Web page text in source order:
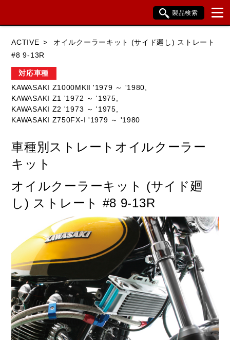
製品検索
HONDA YAMAHA SUZUKI
KAWASAKI BMW
閉じる
ACTIVE
オイルクーラーキット (サイド廻し) ストレート
#8 9-13R
対応車種
KAWASAKI Z1000MKⅡ '1979 ～ '1980,
KAWASAKI Z1 '1972 ～ '1975,
KAWASAKI Z2 '1973 ～ '1975,
KAWASAKI Z750FX-Ⅰ '1979 ～ '1980
車種別ストレートオイルクーラー
キット
オイルクーラーキット (サイド廻
し) ストレート #8 9-13R